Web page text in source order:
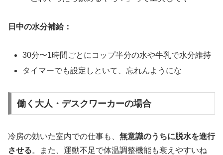
日中の水分補給：
30分〜1時間ごとにコップ半分の水や牛乳で水分維持
タイマーでも設定しといて、忘れんようにな
働く大人・デスクワーカーの場合
冷房の効いた室内での仕事も、 無意識のうちに脱水を進行
させる。また、運動不足で体温調整機能も衰えやすいね